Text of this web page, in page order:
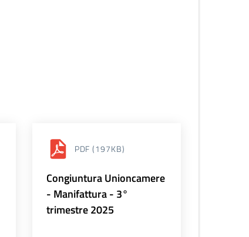
PDF (197KB)
Congiuntura Unioncamere
- Manifattura - 3°
trimestre 2025